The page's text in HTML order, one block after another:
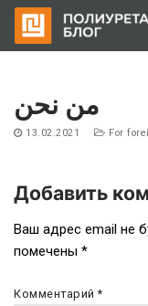
содержимому
من نحن
13.02.2021 For
Навигация
по
записям
Добавить
Ваш адрес email не
помечены *
Комментарий*